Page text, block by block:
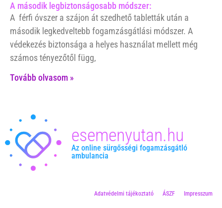
A második legbiztonságosabb módszer:
A férfi óvszer a szájon át szedhető tabletták után a
második legkedveltebb fogamzásgátlási módszer. A
védekezés biztonsága a helyes használat mellett még
számos tényezőtől függ,
Tovább olvasom »
esemenyutan.hu
Az online sürgősségi fogamzásgátló
ambulancia
Adatvédelmi tájékoztató ÁSZF Impresszum